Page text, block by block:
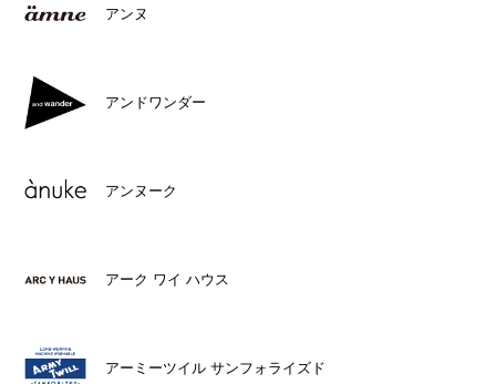
アンヌ
アンドワンダー
アンヌーク
アーク ワイ ハウス
アーミーツイル サンフォライズド